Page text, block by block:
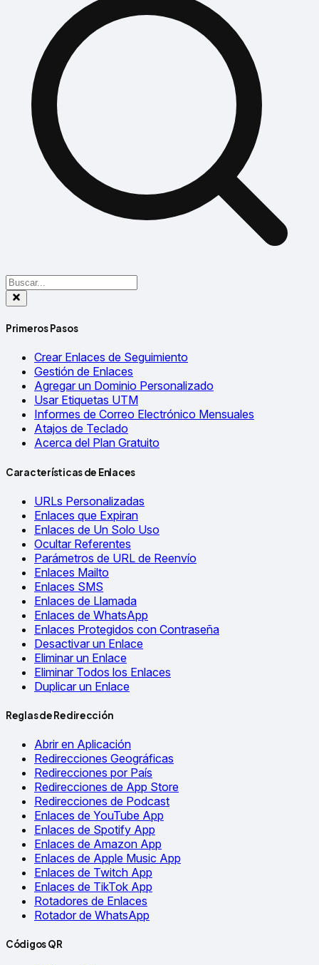
Primeros Pasos
Crear Enlaces de Seguimiento
Gestión de Enlaces
Agregar un Dominio Personalizado
Usar Etiquetas UTM
Informes de Correo Electrónico Mensuales
Atajos de Teclado
Acerca del Plan Gratuito
Características de Enlaces
URLs Personalizadas
Enlaces que Expiran
Enlaces de Un Solo Uso
Ocultar Referentes
Parámetros de URL de Reenvío
Enlaces Mailto
Enlaces SMS
Enlaces de Llamada
Enlaces de WhatsApp
Enlaces Protegidos con Contraseña
Desactivar un Enlace
Eliminar un Enlace
Eliminar Todos los Enlaces
Duplicar un Enlace
Reglas de Redirección
Abrir en Aplicación
Redirecciones Geográficas
Redirecciones por País
Redirecciones de App Store
Redirecciones de Podcast
Enlaces de YouTube App
Enlaces de Spotify App
Enlaces de Amazon App
Enlaces de Apple Music App
Enlaces de Twitch App
Enlaces de TikTok App
Rotadores de Enlaces
Rotador de WhatsApp
Códigos QR